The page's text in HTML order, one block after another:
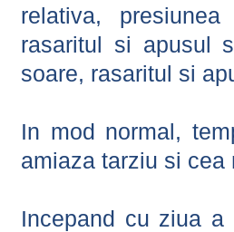
relativa,
rasaritul si apusul
soare, rasaritul si
In mod normal,
amiaza tarziu si cea
Incepand cu ziua